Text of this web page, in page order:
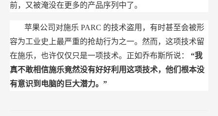
前，又被淹没在更多的产品序列中了。
苹果公司对施乐 PARC 的技术盗用，有时甚至会被形
容为工业史上最严重的抢劫行为之一。然而，这项技术留
在施乐，也许仅仅只是一项技术。正如乔布斯所说： “我
真不敢相信施乐竟然没有好好利用这项技术，他们根本没
有意识到电脑的巨大潜力。”